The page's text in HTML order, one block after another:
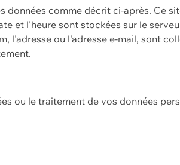
comme décrit ci-après. Ce
et l'heure sont stockées sur le
ou l'adresse e-mail, sont
ou le traitement de vos données